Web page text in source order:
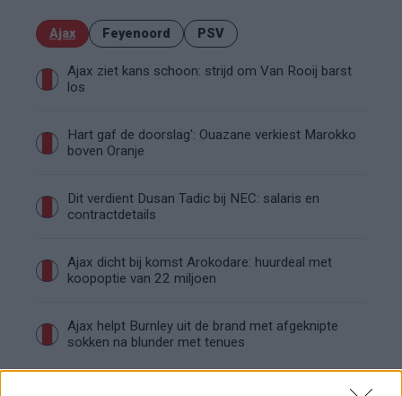
Ajax Feyenoord PSV
Ajax ziet kans schoon: strijd om Van Rooij barst
los
Hart gaf de doorslag': Ouazane verkiest Marokko
boven Oranje
Dit verdient Dusan Tadic bij NEC: salaris en
contractdetails
Ajax dicht bij komst Arokodare: huurdeal met
koopoptie van 22 miljoen
Ajax helpt Burnley uit de brand met afgeknipte
sokken na blunder met tenues